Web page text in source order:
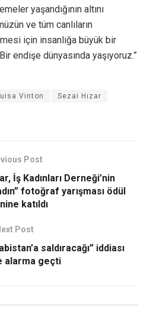
yaşandığının altını
ve tüm canlıların
için insanlığa büyük bir
endişe dünyasında yaşıyoruz.”
Vinton Sezai Hızar
Post
İş Kadınları Derneği’nin
fotoğraf yarışması ödül
katıldı
Post
saldıracağı” iddiası
alarma geçti